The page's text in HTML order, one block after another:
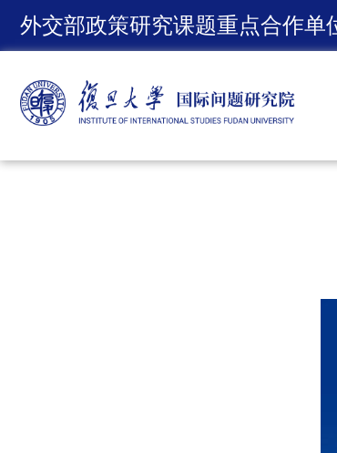
外交部政策研究课题重点合作